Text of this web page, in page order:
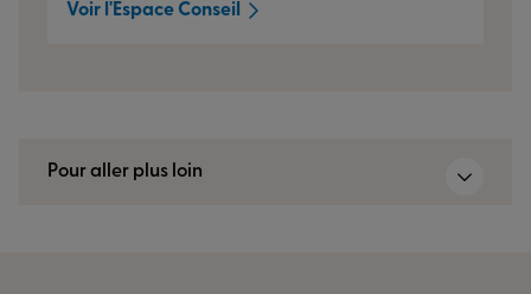
Voir l'Espace Conseil
Pour aller plus loin